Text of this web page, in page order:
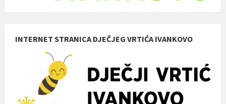
INTERNET STRANICA DJEČJEG VRTIĆA IVANKOVO